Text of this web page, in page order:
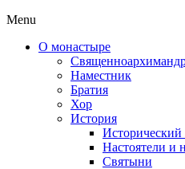
Menu
О монастыре
Наместник
Братия
Хор
История
Исторический
Настоятели и
Святыни